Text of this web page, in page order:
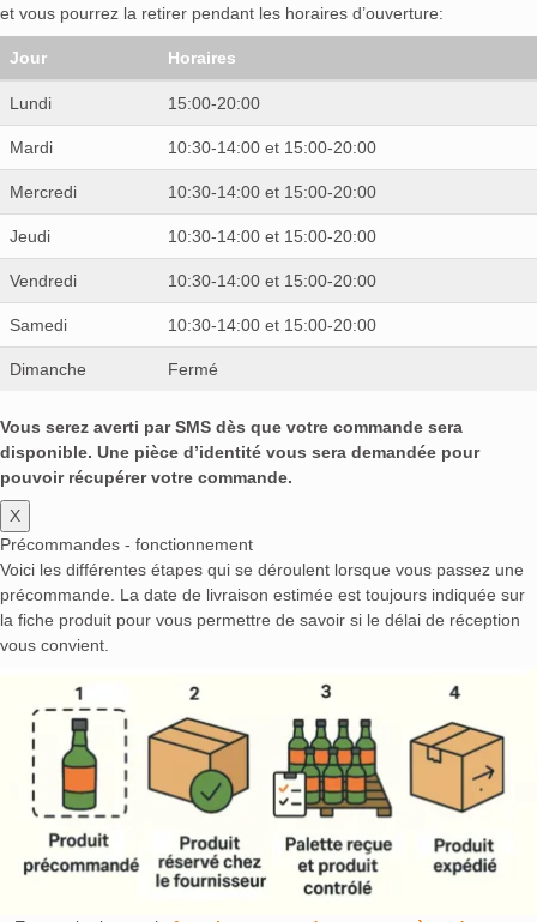
et vous pourrez la retirer pendant les horaires d’ouverture:
Jour Horaires
Lundi 15:00-20:00
Mardi 10:30-14:00 et 15:00-20:00
Mercredi 10:30-14:00 et 15:00-20:00
Jeudi 10:30-14:00 et 15:00-20:00
Vendredi 10:30-14:00 et 15:00-20:00
Samedi 10:30-14:00 et 15:00-20:00
Dimanche Fermé
Vous serez averti par SMS dès que votre commande sera
disponible. Une pièce d’identité vous sera demandée pour
pouvoir récupérer votre commande.
X
Précommandes - fonctionnement
Voici les différentes étapes qui se déroulent lorsque vous passez une
précommande. La date de livraison estimée est toujours indiquée sur
la fiche produit pour vous permettre de savoir si le délai de réception
vous convient.